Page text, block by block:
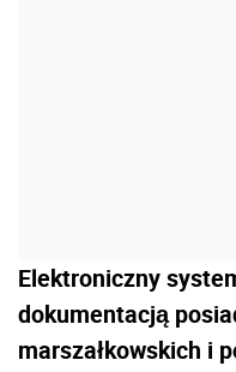
Elektroniczny
dokumentacją
marszałkowskich i